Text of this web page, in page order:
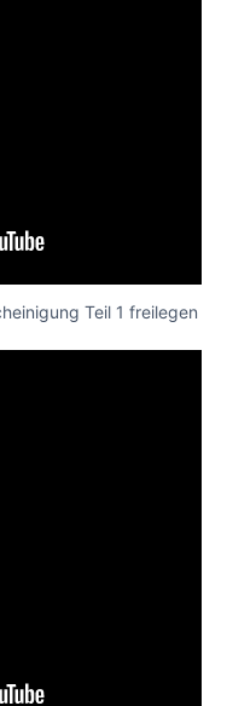
Teil 1 freilegen